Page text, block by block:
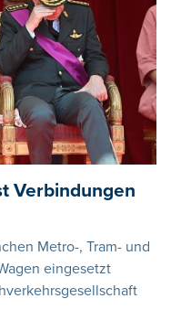
Verbindungen
Metro-, Tram- und
eingesetzt